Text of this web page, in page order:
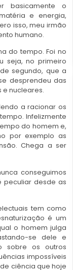
basicamente o
e energia,
isso, meu irmão
humano.
do tempo. Foi no
seja, no primeiro
segundo, que a
desprendeu das
nucleares.
a racionar os
Infelizmente
do homem e,
por exemplo as
Chega a ser
conseguimos
peculiar desde as
tem como
é um
o homem julga
se dele e
sobre os outros
impossíveis
ciência que hoje